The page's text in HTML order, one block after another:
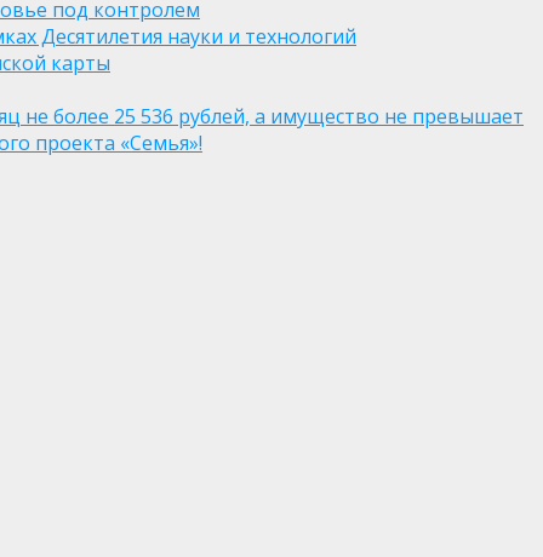
под контролем
Десятилетия науки и технологий
карты
не более 25 536 рублей, а имущество не превышает
проекта «Семья»!